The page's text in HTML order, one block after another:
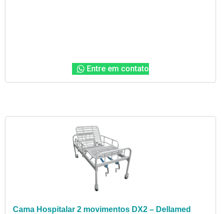
Entre em contato
Cama Hospitalar 2 movimentos DX2 – Dellamed